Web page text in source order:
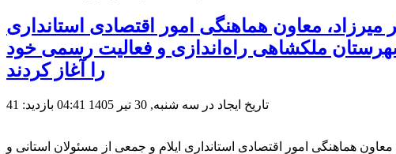
معاون هماهنگی امور اقتصادی استانداری
ملکشاهی راه‌اندازی و فعالیت رسمی خود
را آغاز کردند
تاریخ ایجاد در سه شنبه, 30 تیر 1405 04:41 بازدید: 41
میرزاد، معاون هماهنگی امور اقتصادی استانداری ایلام و جمعی از مسئولان استانی و